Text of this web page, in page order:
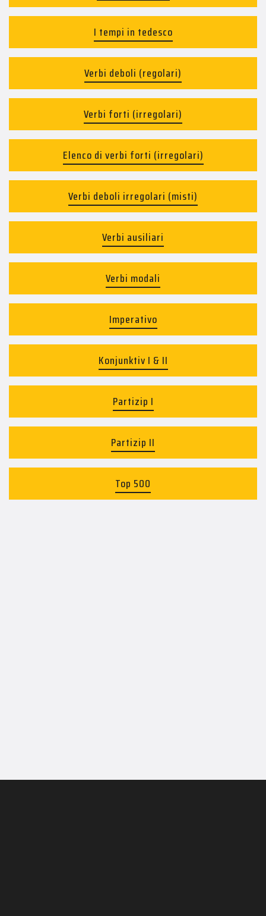
I tempi in tedesco
Verbi deboli (regolari)
Verbi forti (irregolari)
Elenco di verbi forti (irregolari)
Verbi deboli irregolari (misti)
Verbi ausiliari
Verbi modali
Imperativo
Konjunktiv I & II
Partizip I
Partizip II
Top 500